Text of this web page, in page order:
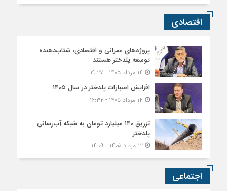
اقتصادی
پروژه‌های عمرانی و اقتصادی، شتاب‌دهنده
توسعه پلدختر هستند
افزایش اعتبارات پلدختر در سال ۱۴۰۵
تزریق ۱۴۰ میلیارد تومان به شبکه آب‌رسانی
پلدختر
۱۲ مرداد ۱۴۰۵ - ۱۴:۰۹
اجتماعی